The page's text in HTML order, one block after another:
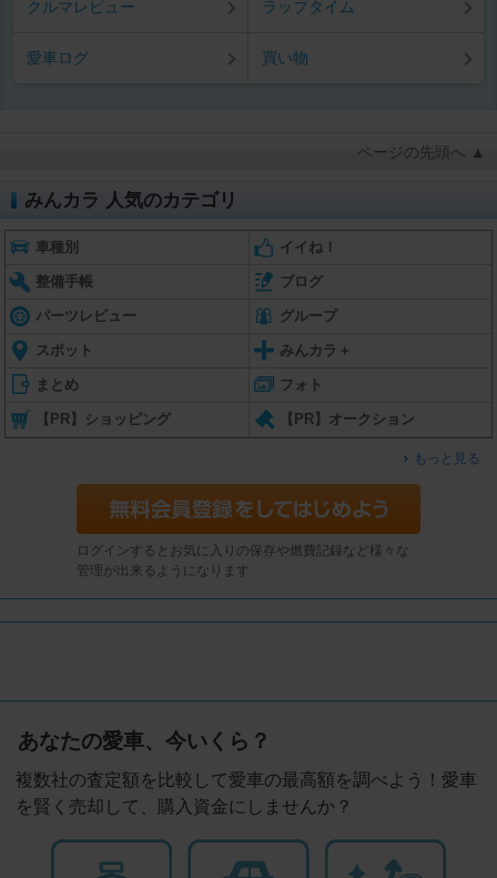
クルマレビュー ラップタイム
愛車ログ 買い物
ページの先頭へ ▲
みんカラ 人気のカテゴリ
車種別 イイね！
整備手帳 ブログ
パーツレビュー グループ
スポット みんカラ＋
まとめ フォト
【PR】ショッピング 【PR】オークション
もっと見る
ログインするとお気に入りの保存や燃費記録など様々な
管理が出来るようになります
あなたの愛車、今いくら？
複数社の査定額を比較して愛車の最高額を調べよう！愛車
を賢く売却して、購入資金にしませんか？